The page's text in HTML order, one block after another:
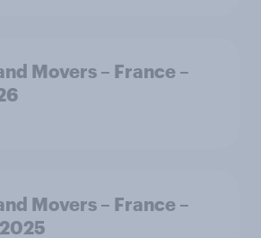
Movers – France –
Movers – France –